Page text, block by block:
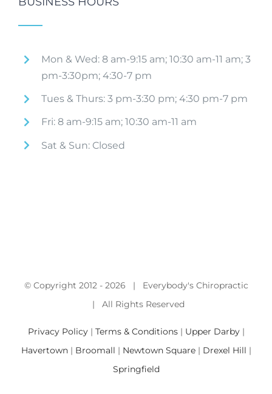
Mon & Wed: 8 am-9:15 am; 10:30 am-11 am; 3
pm-3:30pm; 4:30-7 pm
Tues & Thurs: 3 pm-3:30 pm; 4:30 pm-7 pm
Fri: 8 am-9:15 am; 10:30 am-11 am
Sat & Sun: Closed
© Copyright 2012 - 2026 | Everybody's Chiropractic
| All Rights Reserved
Privacy Policy| Terms & Conditions| Upper Darby|
Havertown| Broomall | Newtown Square| Drexel Hill |
Springfield